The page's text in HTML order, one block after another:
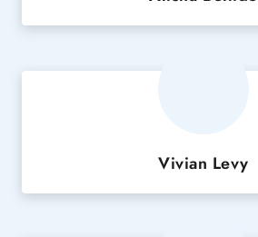
Vivian Levy